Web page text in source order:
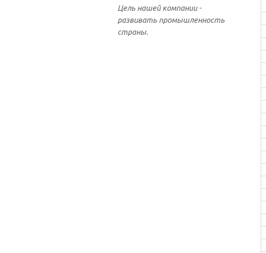
Цель нашей компании -
развивать промышленность
страны.